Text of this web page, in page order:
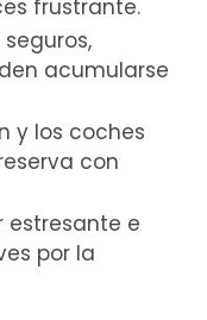
frustrante.
acumularse
y los coches
con
estresante e
por la